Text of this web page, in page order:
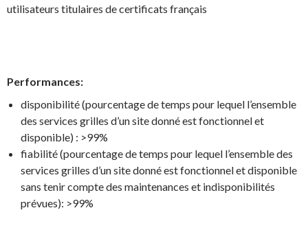
utilisateurs titulaires de certificats français
Performances:
disponibilité (pourcentage de temps pour lequel l’ensemble
des services grilles d’un site donné est fonctionnel et
disponible) : >99%
fiabilité (pourcentage de temps pour lequel l’ensemble des
services grilles d’un site donné est fonctionnel et disponible
sans tenir compte des maintenances et indisponibilités
prévues): >99%